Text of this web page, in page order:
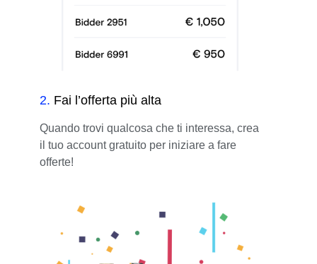
2. Fai l’offerta più alta
Quando trovi qualcosa che ti interessa, crea
il tuo account gratuito per iniziare a fare
offerte!